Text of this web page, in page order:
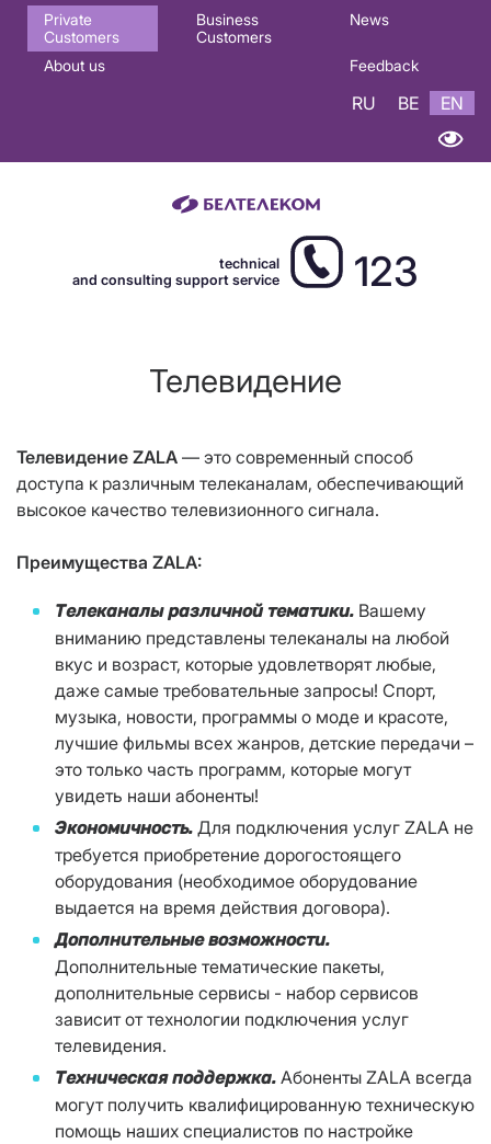
Основная
навигация
Private
Customers
Business
Customers
News
About us Feedback
RU BE EN
technical
and consulting support service
123
Телевидение
Телевидение ZALA — это современный способ
доступа к различным телеканалам, обеспечивающий
высокое качество телевизионного сигнала.
Преимущества ZALA:
Телеканалы различной тематики. Вашему
вниманию представлены телеканалы на любой
вкус и возраст, которые удовлетворят любые,
даже самые требовательные запросы! Спорт,
музыка, новости, программы о моде и красоте,
лучшие фильмы всех жанров, детские передачи –
это только часть программ, которые могут
увидеть наши абоненты!
Экономичность. Для подключения услуг ZALA не
требуется приобретение дорогостоящего
оборудования (необходимое оборудование
выдается на время действия договора).
Дополнительные возможности.
Дополнительные тематические пакеты,
дополнительные сервисы - набор сервисов
зависит от технологии подключения услуг
телевидения.
Техническая поддержка. Абоненты ZALA всегда
могут получить квалифицированную техническую
помощь наших специалистов по настройке